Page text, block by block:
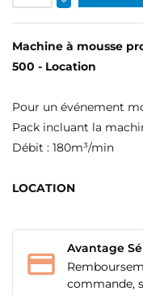
Machine à mousse
500 - Location
Pour un événement
Pack incluant la
Débit : 180m³/min
LOCATION
Avantage
commande,